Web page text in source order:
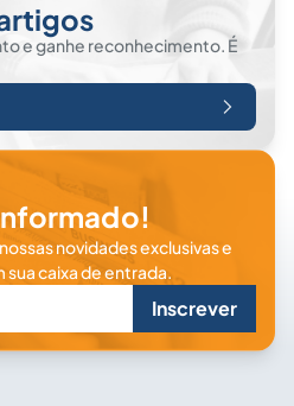
e ganhe reconhecimento. É
novidades exclusivas e
caixa de entrada.
Inscrever